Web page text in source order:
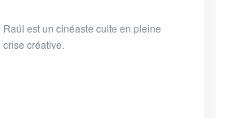
Raúl est un cinéaste culte en pleine
crise créative.